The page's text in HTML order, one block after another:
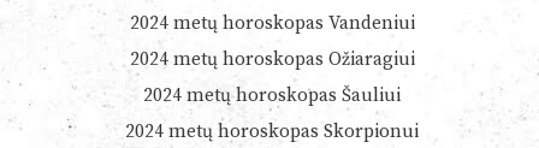
2024 metų horoskopas Vandeniui
2024 metų horoskopas Ožiaragiui
2024 metų horoskopas Šauliui
2024 metų horoskopas Skorpionui